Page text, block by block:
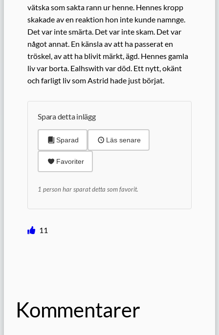
vätska som sakta rann ur henne. Hennes kropp
skakade av en reaktion hon inte kunde namnge.
Det var inte smärta. Det var inte skam. Det var
något annat. En känsla av att ha passerat en
tröskel, av att ha blivit märkt, ägd. Hennes gamla
liv var borta. Ealhswith var död. Ett nytt, okänt
och farligt liv som Astrid hade just börjat.
Spara detta inlägg
Sparad Läs senare
Favoriter
1 person har sparat detta som favorit.
11
Kommentarer